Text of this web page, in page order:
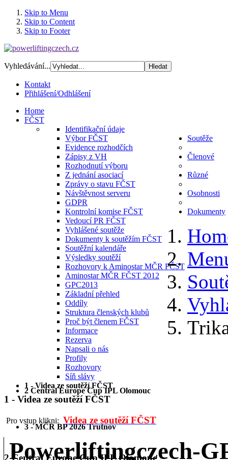
Skip to Menu
Skip to Content
Skip to Footer
Vyhledávání...
Kontakt
Přihlášení/Odhlášení
Home
FČST
Identifikační údaje
Výbor FČST
Evidence rozhodčích
Zápisy z VH
Rozhodnutí výboru
Z jednání asociací
Zprávy o stavu FČST
Návštěvnost serveru
GDPR
Kontrolní komise FČST
Vedoucí PR FČST
Soutěže
Vyhlášené soutěže
Dokumenty k soutěžím FČST
Soutěžní kalendáře
Výsledky soutěží
Rozhovory k Aminostar MČR FČST
Aminostar MČR FČST 2012
GPC2013
Členové
Základní přehled
Oddíly
Struktura členských klubů
Proč být členem FČST
Různé
Informace
Rezerva
Osobnosti
Napsali o nás
Profily
Rozhovory
Síň slávy
Dokumenty
1 - Videa ze soutěží FČST
2 Central Europe Cup IPL Olomouc
3 - MČR BP 2026 Trutnov
1 - Videa ze soutěží FČST
Pro vstup klikni: Videa ze soutěží FČST
Powerliftingczech-